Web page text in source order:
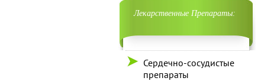
Лекарственные Препараты:
Сердечно-сосудистые
препараты